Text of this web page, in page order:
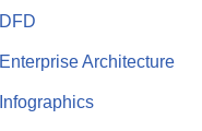
DFD
Enterprise Architecture
Infographics